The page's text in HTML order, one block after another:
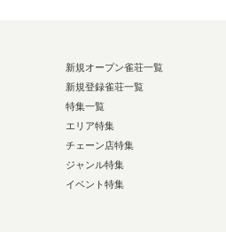
新規オープン雀荘一覧
新規登録雀荘一覧
特集一覧
エリア特集
チェーン店特集
ジャンル特集
イベント特集